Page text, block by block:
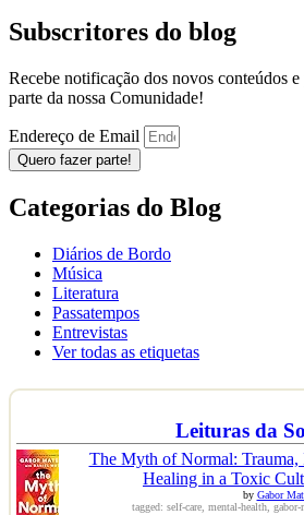
Subscritores do blog
Recebe notificação dos novos conteúdos
parte da nossa Comunidade!
Endereço de Email
Quero fazer parte!
Categorias do Blog
Diários de Bordo
Música
Literatura
Passatempos
Entrevistas
Ver todas as etiquetas
Leituras da
The Myth of Normal: Trauma,
Healing in a Toxic
by Gabor
tagged: self-care, mental-health,